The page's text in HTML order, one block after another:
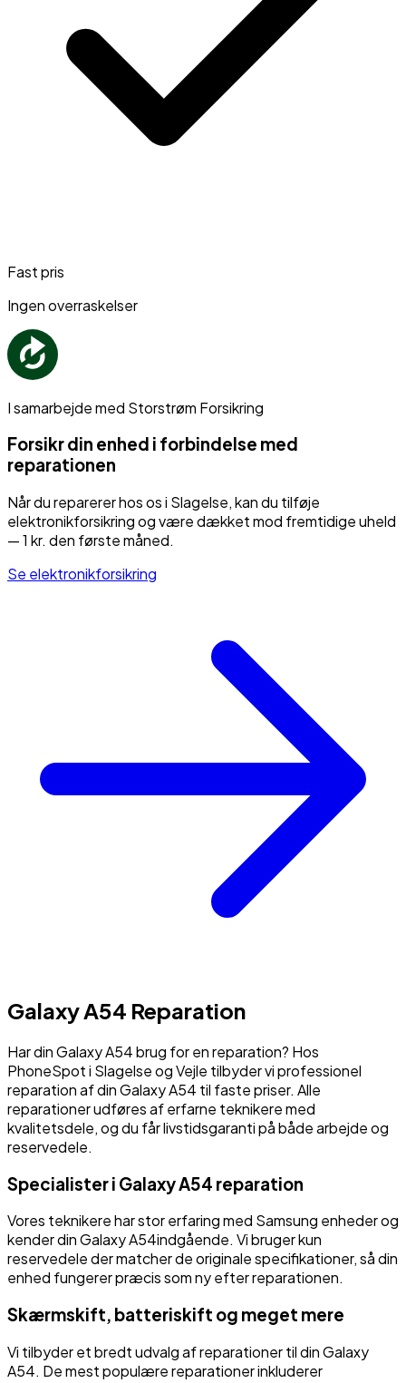
Fast pris
Ingen overraskelser
I samarbejde med Storstrøm Forsikring
Forsikr din enhed i forbindelse med
reparationen
Når du reparerer hos os i Slagelse, kan du tilføje
elektronikforsikring og være dækket mod fremtidige uheld
— 1 kr. den første måned.
Se elektronikforsikring
Galaxy A54 Reparation
Har dinGalaxy A54brug for en reparation? Hos
PhoneSpot i Slagelse og Vejle tilbyder vi professionel
reparation af dinGalaxy A54 til faste priser. Alle
reparationer udføres af erfarne teknikere med
kvalitetsdele, og du får livstidsgaranti på både arbejde og
reservedele.
Specialister i Galaxy A54 reparation
Vores teknikere har stor erfaring med Samsung enheder og
kender dinGalaxy A54indgående. Vi bruger kun
reservedele der matcher de originale specifikationer, så din
enhed fungerer præcis som ny efter reparationen.
Skærmskift, batteriskift og meget mere
Vi tilbyder et bredt udvalg af reparationer til dinGalaxy
A54. De mest populære reparationer inkluderer